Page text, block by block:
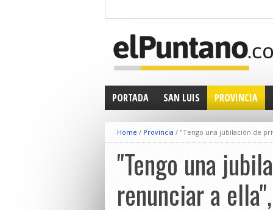
PORTADA SAN LUIS PROVINCIA
Home / Provincia / "Tengo una jubilación de
"Tengo una
renunciar a